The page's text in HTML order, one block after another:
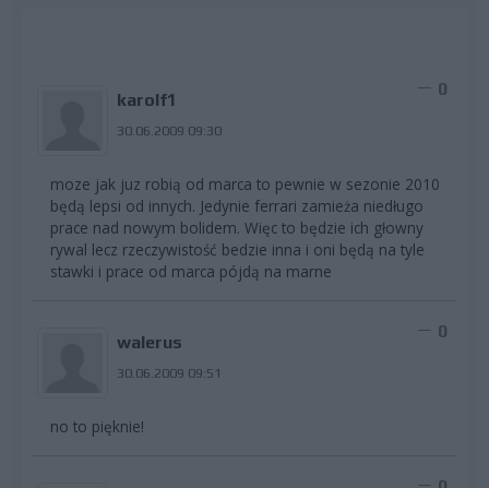
karolf1
30.06.2009 09:30
0
moze jak juz robią od marca to pewnie w sezonie 2010
będą lepsi od innych. Jedynie ferrari zamieża niedługo
prace nad nowym bolidem. Więc to będzie ich głowny
rywal lecz rzeczywistość bedzie inna i oni będą na tyle
stawki i prace od marca pójdą na marne
walerus
30.06.2009 09:51
0
no to pięknie!